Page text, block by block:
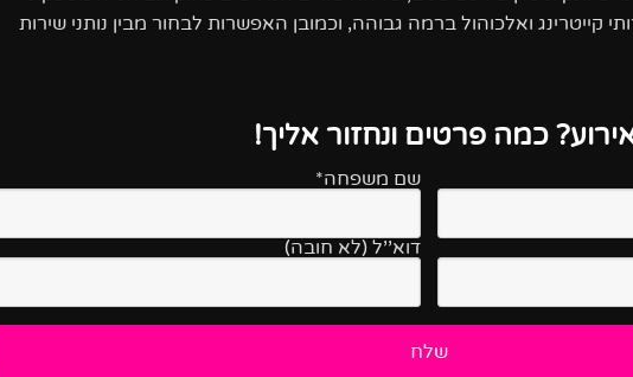
קייטרינג ואלכוהול ברמה גבוהה, וכמובן האפשרות לבחור מבין נותני שירות
כמה פרטים ונחזור אליך!
שם משפחה*
דוא''ל (לא חובה)